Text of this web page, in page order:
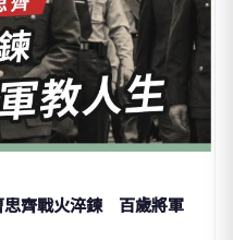
思齊戰火淬鍊 百歲將軍